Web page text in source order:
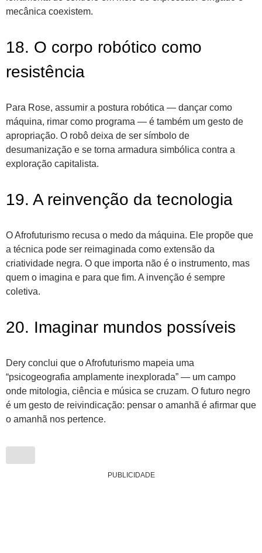
mecânica coexistem.
18. O corpo robótico como
resistência
Para Rose, assumir a postura robótica — dançar como
máquina, rimar como programa — é também um gesto de
apropriação. O robô deixa de ser símbolo de
desumanização e se torna armadura simbólica contra a
exploração capitalista.
19. A reinvenção da tecnologia
O Afrofuturismo recusa o medo da máquina. Ele propõe que
a técnica pode ser reimaginada como extensão da
criatividade negra. O que importa não é o instrumento, mas
quem o imagina e para que fim. A invenção é sempre
coletiva.
20. Imaginar mundos possíveis
Dery conclui que o Afrofuturismo mapeia uma
“psicogeografia amplamente inexplorada” — um campo
onde mitologia, ciência e música se cruzam. O futuro negro
é um gesto de reivindicação: pensar o amanhã é afirmar que
o amanhã nos pertence.
PUBLICIDADE